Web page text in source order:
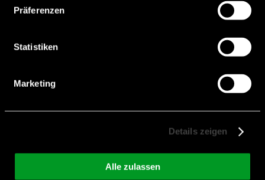
Präferenzen
Statistiken
Marketing
Details zeigen
Alle zulassen
32KUG08XNT-W